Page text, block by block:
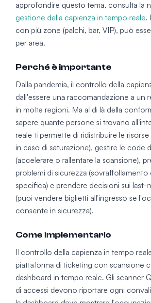
approfondire questo tema, consulta la
gestione della capienza in tempo reale.
con più zone (palchi, bar, VIP), può
per area.
Perché è importante
Dalla pandemia, il controllo della
dall'essere una raccomandazione a un
in molte regioni. Ma al di là della
sapere quante persone si trovano
reale ti permette di ridistribuire le risorse
in caso di saturazione), gestire le code
(accelerare o rallentare la scansione),
problemi di sicurezza (sovraffollamento
specifica) e prendere decisioni sui last-
(puoi vendere biglietti all'ingresso se
consente in sicurezza).
Come implementarlo
Il controllo della capienza in tempo
piattaforma di ticketing con scansione
dashboard in tempo reale. Gli scanner
di accessi devono riportare ogni